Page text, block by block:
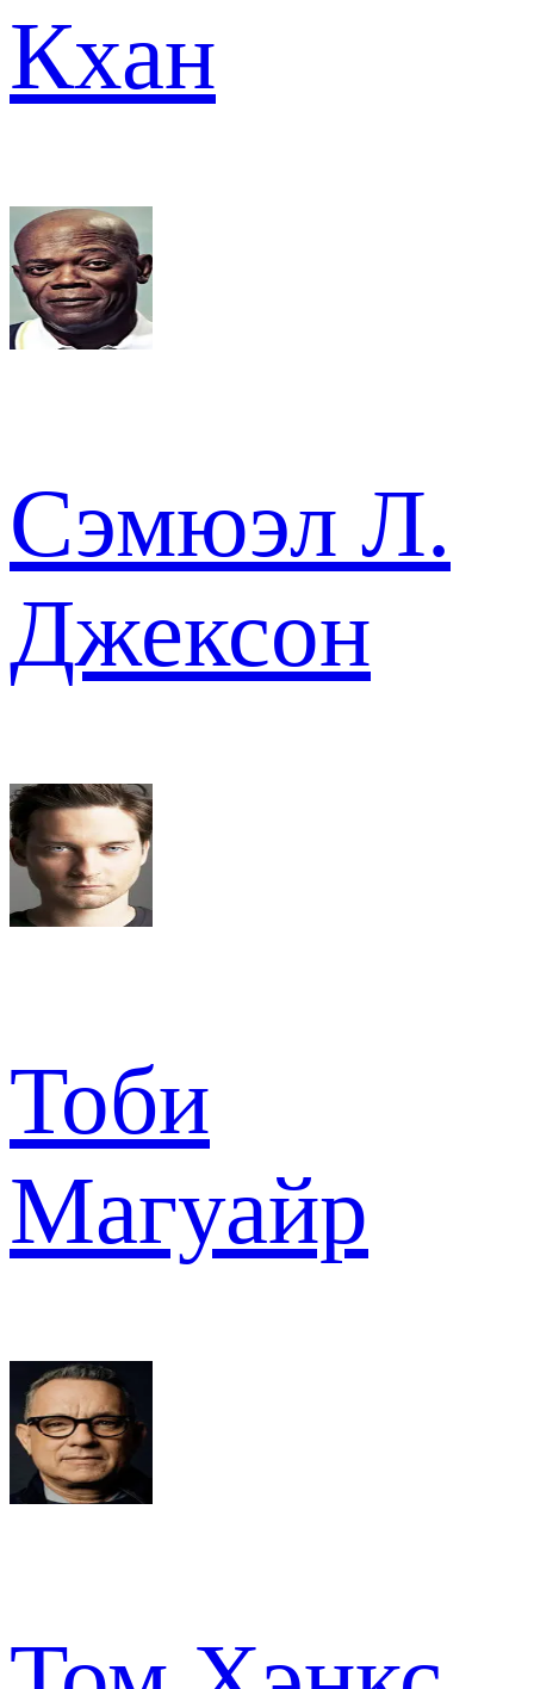
Кхан
Сэмюэл Л.
Джексон
Тоби
Магуайр